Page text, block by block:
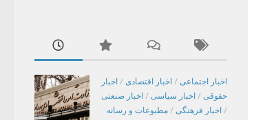
اخبار اجتماعی / اخبار اقتصادی / اخبار
حقوقی / اخبار سیاسی / اخبار صنعتی
/ اخبار فرهنگی / مطبوعات و رسانه